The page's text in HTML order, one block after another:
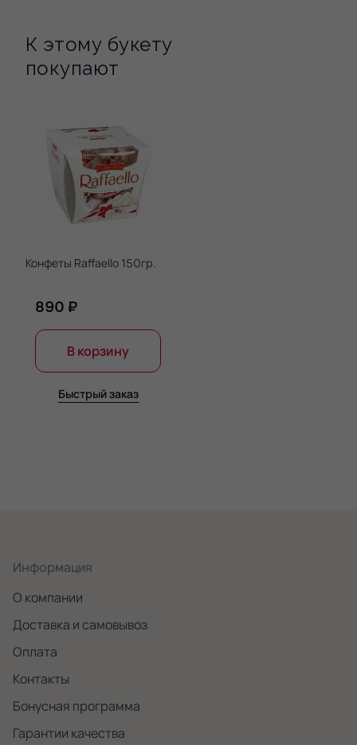
К этому букету
покупают
Конфеты Raffaello 150гр.
890 ₽
В корзину
Быстрый заказ
Информация
О компании
Доставка и самовывоз
Оплата
Контакты
Бонусная программа
Гарантии качества